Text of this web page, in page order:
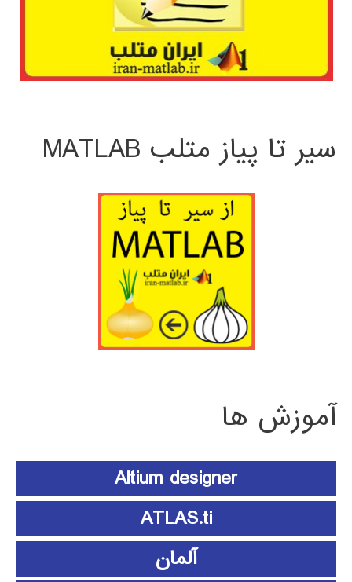
سیر تا پیاز متلب MATLAB
آموزش ها
Altium designer
ATLAS.ti
آلمان